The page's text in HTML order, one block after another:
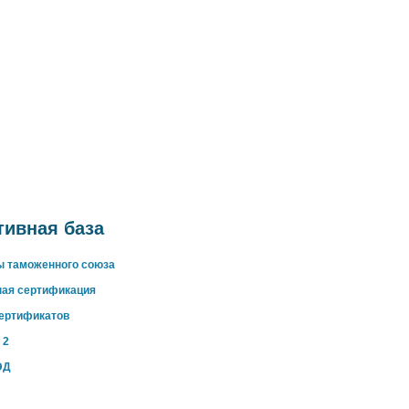
база
таможенного союза
сертификация
2